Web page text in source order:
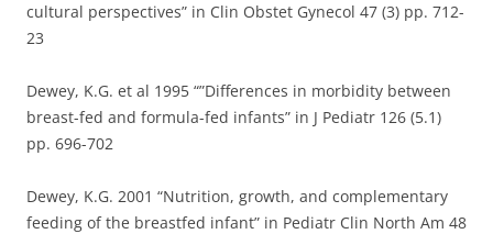
cultural perspectives” in Clin Obstet Gynecol 47 (3) pp. 712-
23
Dewey, K.G. et al 1995 “”Differences in morbidity between
breast-fed and formula-fed infants” in J Pediatr 126 (5.1)
pp. 696-702
Dewey, K.G. 2001 “Nutrition, growth, and complementary
feeding of the breastfed infant” in Pediatr Clin North Am 48